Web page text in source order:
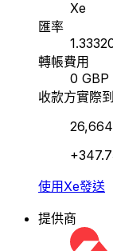
Xe
匯率
轉帳費用
0 GBP
收款方實際
使用Xe發送
提供商